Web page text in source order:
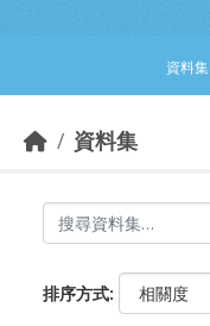
資料集
資料集
排序方式